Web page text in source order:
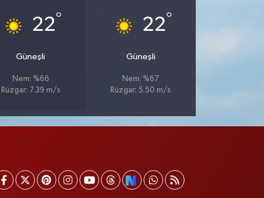
22°
Güneşli
Nem: %66
Rüzgar: 7.39 m/s
22°
Güneşli
Nem: %67
Rüzgar: 5.50 m/s